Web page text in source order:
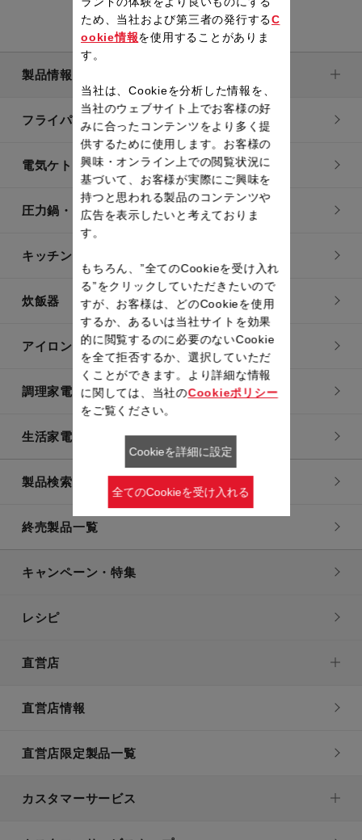
製品情報
フライパン・鍋
電気ケトル
圧力鍋・電気圧力鍋
キッチン用品
炊飯器
アイロン・衣類スチーマー
調理家電
生活家電
製品検索一覧
終売製品一覧
キャンペーン・特集
レシピ
直営店
直営店情報
直営店限定製品一覧
カスタマーサービス
ため、当社および第三者の発行するC
ookie情報を使用することがありま
す。
当社は、Cookieを分析した情報を、
当社のウェブサイト上でお客様の好
みに合ったコンテンツをより多く提
供するために使用します。お客様の
興味・オンライン上での閲覧状況に
基づいて、お客様が実際にご興味を
持つと思われる製品のコンテンツや
広告を表示したいと考えておりま
す。
もちろん、”全てのCookieを受け入れ
る”をクリックしていただきたいので
すが、お客様は、どのCookieを使用
するか、あるいは当社サイトを効果
的に閲覧するのに必要のないCookie
を全て拒否するか、選択していただ
くことができます。より詳細な情報
に関しては、当社のCookieポリシー
をご覧ください。
Cookieを詳細に設定
全てのCookieを受け入れる